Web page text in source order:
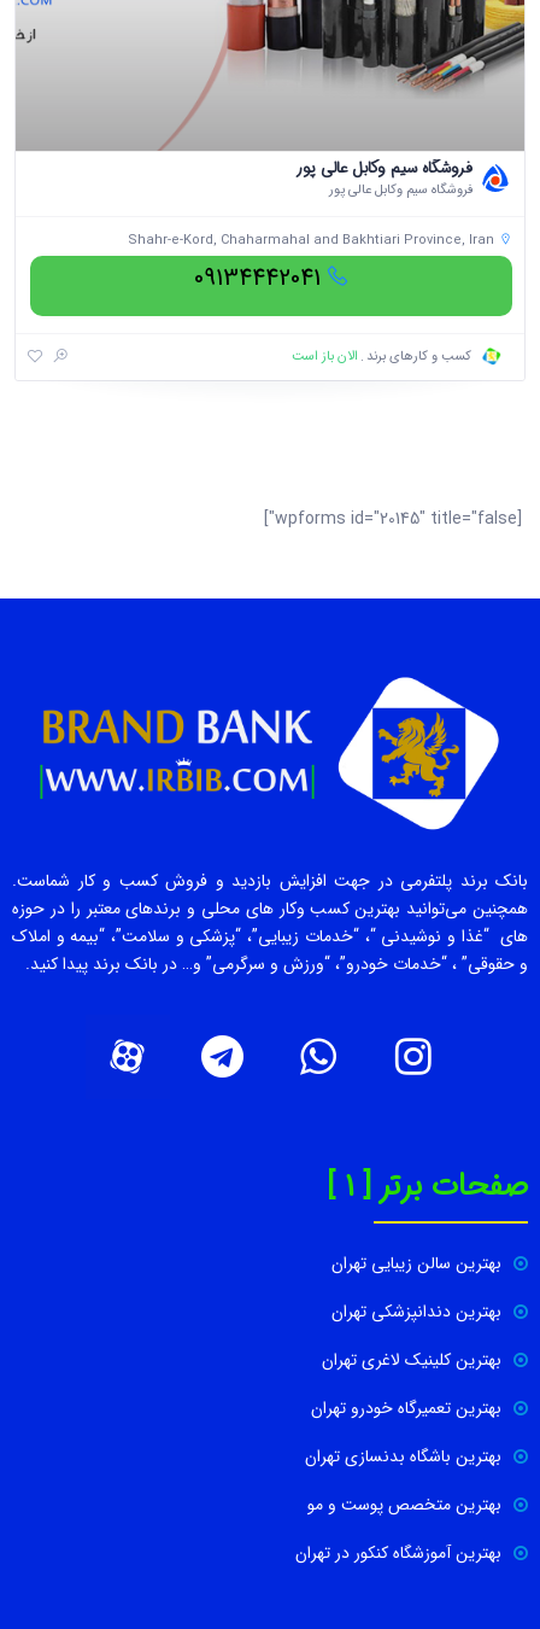
فروشگاه سیم وکابل عالی پور
فروشگاه سیم وکابل عالی پور
Shahr-e-Kord, Chaharmahal and Bakhtiari Province, Iran
09134442041
کسب و کارهای برند الان باز است
[wpforms id="20145" title="false"]
بانک برند پلتفرمی در جهت افزایش بازدید و فروش کسب و کار شماست.
همچنین می‌توانید بهترین کسب وکار های محلی و برندهای معتبر را در حوزه
های “غذا و نوشیدنی “، “خدمات زیبایی”، “پزشکی و سلامت”، “بیمه و املاک
و حقوقی” ، “خدمات خودرو”، “ورزش و سرگرمی” و… در بانک برند پیدا کنید.
صفحات برتر [ 1 ]
بهترین سالن زیبایی تهران
بهترین دندانپزشکی تهران
بهترین کلینیک لاغری تهران
بهترین تعمیرگاه خودرو تهران
بهترین باشگاه بدنسازی تهران
بهترین متخصص پوست و مو
بهترین آموزشگاه کنکور در تهران